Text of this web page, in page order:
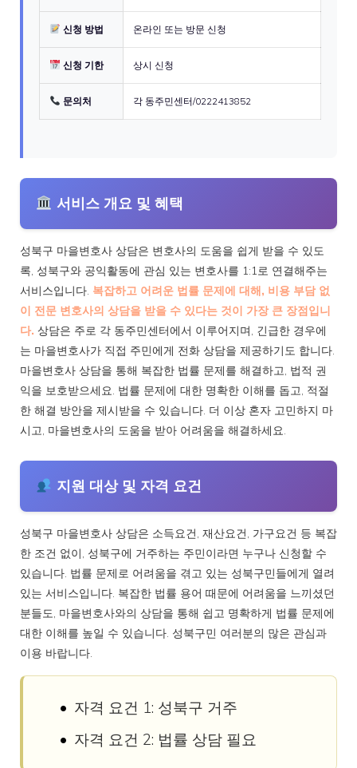
신청 방법 온라인 또는 방문 신청
신청 기한 상시 신청
문의처 각 동주민센터/0222413852
서비스 개요 및 혜택
성북구 마을변호사 상담은 변호사의 도움을 쉽게 받을 수 있도
록, 성북구와 공익활동에 관심 있는 변호사를 1:1로 연결해주는
서비스입니다. 복잡하고 어려운 법률 문제에 대해, 비용 부담 없
이 전문 변호사의 상담을 받을 수 있다는 것이 가장 큰 장점입니
다. 상담은 주로 각 동주민센터에서 이루어지며, 긴급한 경우에
는 마을변호사가 직접 주민에게 전화 상담을 제공하기도 합니다.
마을변호사 상담을 통해 복잡한 법률 문제를 해결하고, 법적 권
익을 보호받으세요. 법률 문제에 대한 명확한 이해를 돕고, 적절
한 해결 방안을 제시받을 수 있습니다. 더 이상 혼자 고민하지 마
시고, 마을변호사의 도움을 받아 어려움을 해결하세요.
지원 대상 및 자격 요건
성북구 마을변호사 상담은 소득요건, 재산요건, 가구요건 등 복잡
한 조건 없이, 성북구에 거주하는 주민이라면 누구나 신청할 수
있습니다. 법률 문제로 어려움을 겪고 있는 성북구민들에게 열려
있는 서비스입니다. 복잡한 법률 용어 때문에 어려움을 느끼셨던
분들도, 마을변호사와의 상담을 통해 쉽고 명확하게 법률 문제에
대한 이해를 높일 수 있습니다. 성북구민 여러분의 많은 관심과
이용 바랍니다.
자격 요건 1: 성북구 거주
자격 요건 2: 법률 상담 필요